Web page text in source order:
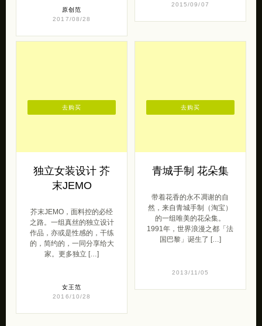
原创范
2017/08/28
2015/09/07
独立女装设计 芥
末JEMO
芥末JEMO，面料控的必经
之路。一组真丝的独立设计
作品，亦或是性感的，干练
的，简约的，一同分享给大
家。更多独立 […]
女王范
2016/10/28
去购买
青城手制 花朵集
带着花香的永不凋谢的自
然，来自青城手制（淘宝）
的一组唯美的花朵集。
1991年，世界浪漫之都「法
国巴黎」诞生了 […]
2013/11/05
去购买